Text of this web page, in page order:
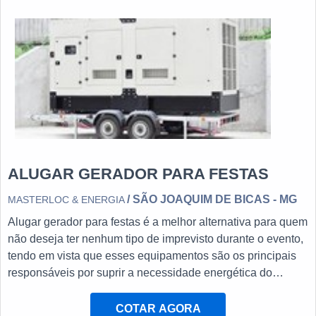
ALUGAR GERADOR PARA FESTAS
MASTERLOC & ENERGIA/ SÃO JOAQUIM DE BICAS - MG
Alugar gerador para festas é a melhor alternativa para quem
não deseja ter nenhum tipo de imprevisto durante o evento,
tendo em vista que esses equipamentos são os principais
responsáveis por suprir a necessidade energética do
energia elétrica.Dessa forma, para que as atividades não
COTAR AGORA